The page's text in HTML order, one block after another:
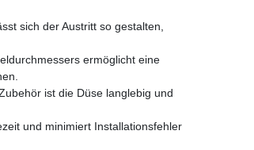
sich der Austritt so gestalten,
ermöglicht eine
ist die Düse langlebig und
und minimiert Installationsfehler